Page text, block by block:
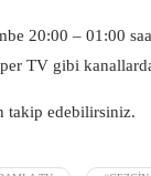
20:00 – 01:00
TV gibi
takip edebilirsiniz.